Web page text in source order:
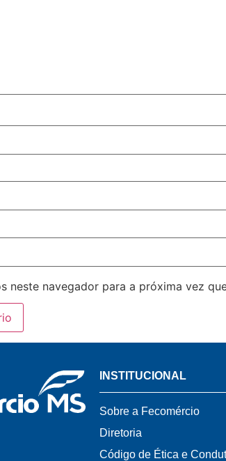
neste navegador para a próxima vez
INSTITUCIONAL
Sobre a Fecomércio
Diretoria
Código de Ética e